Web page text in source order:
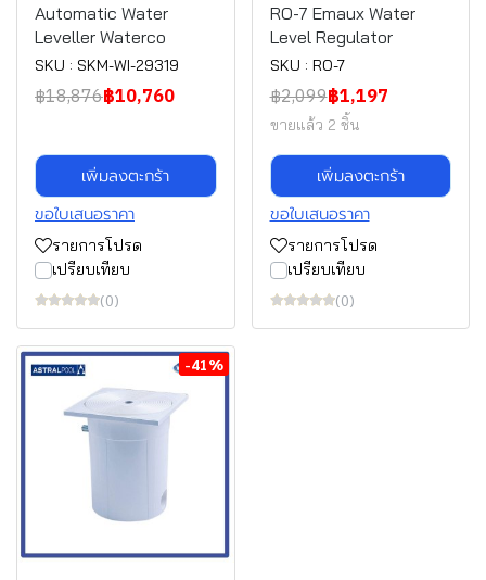
Automatic Water
Leveller Waterco
SKU : SKM-WI-29319
฿18,876฿10,760
เพิ่มลงตะกร้า
ขอใบเสนอราคา
รายการโปรด
เปรียบเทียบ
(0)
RO-7 Emaux Water
Level Regulator
SKU : RO-7
฿2,099฿1,197
ขายแล้ว 2 ชิ้น
เพิ่มลงตะกร้า
ขอใบเสนอราคา
รายการโปรด
เปรียบเทียบ
(0)
-41%